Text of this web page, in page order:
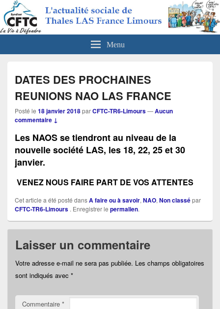
CFTC Thales LAS France Limours
Actualités sociales de Thales LAS France Limours
Menu
DATES DES PROCHAINES
REUNIONS NAO LAS FRANCE
Posté le 18 janvier 2018parCFTC-TR6-Limours—Aucun
commentaire ↓
Les NAOS se tiendront au niveau de la
nouvelle société LAS, les 18, 22, 25 et 30
janvier.
VENEZ NOUS FAIRE PART DE VOS ATTENTES
Cet article a été posté dansA faire ou à savoir, NAO, Non classépar
CFTC-TR6-Limours . Enregistrer le permalien.
Laisser un commentaire
Votre adresse e-mail ne sera pas publiée. Les champs obligatoires
sont indiqués avec *
Commentaire *